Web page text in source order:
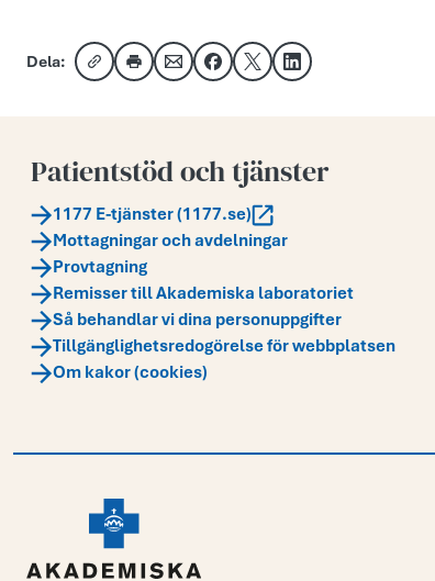
Dela:
Kopiera länk
Skriv utDela via e-post
Dela på Facebook
Dela på XDela på LinkedIn
Patientstöd och tjänster
1177 E-tjänster (1177.se)
Mottagningar och avdelningar
Provtagning
Remisser till Akademiska laboratoriet
Så behandlar vi dina personuppgifter
Tillgänglighetsredogörelse för webbplatsen
Om kakor (cookies)